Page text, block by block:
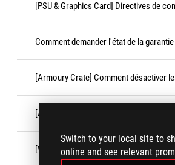
Switch to your local site to
online and see relevant
[PSU & Graphics Card] Directives de
Comment demander l'état de la garantie
[Armoury Crate] Comment désactiver
[Accessoires] Critères de dommages
[Windows 11/10] Fonctionnalité « Game